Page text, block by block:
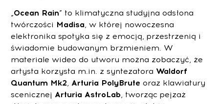
„Ocean Rain” to klimatyczna studyjna odsłona
twórczości Madisa, w której nowoczesna
elektronika spotyka się z emocją, przestrzenią i
świadomie budowanym brzmieniem. W
materiale wideo do utworu można zobaczyć, że
artysta korzysta m.in. z syntezatoraWaldorf
Quantum Mk2,Arturia PolyBrute oraz klawiatury
scenicznejArturia AstroLab, tworząc pejzaż